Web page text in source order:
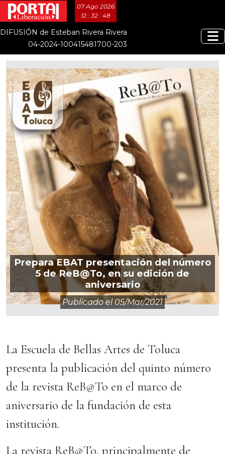
07 Ago 2026
12 : 32 : 49
DIFUSIÓN de Esteban Rivera Rivera
04-2024-100415481700-203
Prepara EBAT presentación del número
5 de ReB@To, en su edición de
aniversario
Publicado el05/mar/2021
La Escuela de Bellas Artes de Toluca
presenta la publicación del quinto número
de la revista ReB@To en el marco de
aniversario de la fundación de esta
institución.
La revista ReB@To, principalmente de